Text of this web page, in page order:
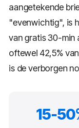
aangetekende
"evenwichtig", is
van gratis 30-min
oftewel 42,5%
is de verborgen
15-